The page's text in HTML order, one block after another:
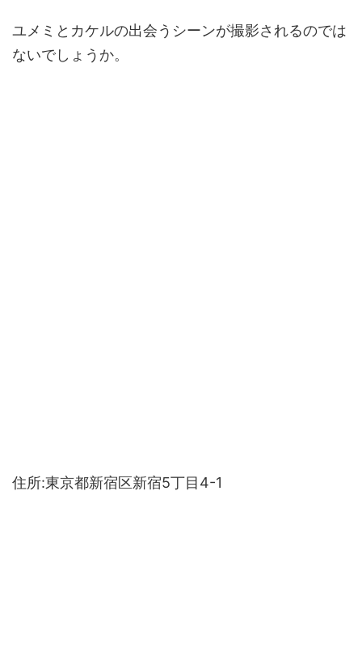
ユメミとカケルの出会うシーンが撮影されるのでは
ないでしょうか。
住所:東京都新宿区新宿5丁目4-1